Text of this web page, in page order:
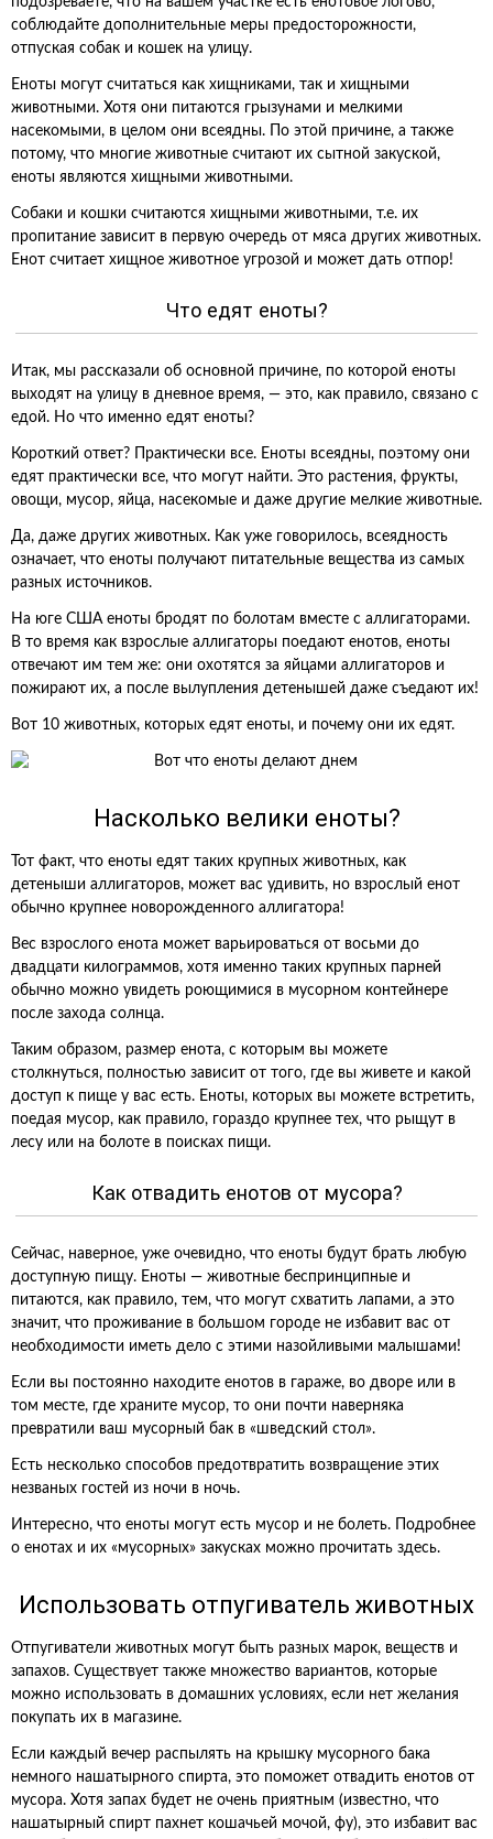
соблюдайте дополнительные меры предосторожности,
отпуская собак и кошек на улицу.
Еноты могут считаться как хищниками, так и хищными
животными. Хотя они питаются грызунами и мелкими
насекомыми, в целом они всеядны. По этой причине, а также
потому, что многие животные считают их сытной закуской,
еноты являются хищными животными.
Собаки и кошки считаются хищными животными, т.е. их
пропитание зависит в первую очередь от мяса других животных.
Енот считает хищное животное угрозой и может дать отпор!
Что едят еноты?
Итак, мы рассказали об основной причине, по которой еноты
выходят на улицу в дневное время, — это, как правило, связано с
едой. Но что именно едят еноты?
Короткий ответ? Практически все. Еноты всеядны, поэтому они
едят практически все, что могут найти. Это растения, фрукты,
овощи, мусор, яйца, насекомые и даже другие мелкие животные.
Да, даже других животных. Как уже говорилось, всеядность
означает, что еноты получают питательные вещества из самых
разных источников.
На юге США еноты бродят по болотам вместе с аллигаторами.
В то время как взрослые аллигаторы поедают енотов, еноты
отвечают им тем же: они охотятся за яйцами аллигаторов и
пожирают их, а после вылупления детенышей даже съедают их!
Вот 10 животных, которых едят еноты, и почему они их едят.
Насколько велики еноты?
Тот факт, что еноты едят таких крупных животных, как
детеныши аллигаторов, может вас удивить, но взрослый енот
обычно крупнее новорожденного аллигатора!
Вес взрослого енота может варьироваться от восьми до
двадцати килограммов, хотя именно таких крупных парней
обычно можно увидеть роющимися в мусорном контейнере
после захода солнца.
Таким образом, размер енота, с которым вы можете
столкнуться, полностью зависит от того, где вы живете и какой
доступ к пище у вас есть. Еноты, которых вы можете встретить,
поедая мусор, как правило, гораздо крупнее тех, что рыщут в
лесу или на болоте в поисках пищи.
Как отвадить енотов от мусора?
Сейчас, наверное, уже очевидно, что еноты будут брать любую
доступную пищу. Еноты — животные беспринципные и
питаются, как правило, тем, что могут схватить лапами, а это
значит, что проживание в большом городе не избавит вас от
необходимости иметь дело с этими назойливыми малышами!
Если вы постоянно находите енотов в гараже, во дворе или в
том месте, где храните мусор, то они почти наверняка
превратили ваш мусорный бак в «шведский стол».
Есть несколько способов предотвратить возвращение этих
незваных гостей из ночи в ночь.
Интересно, что еноты могут есть мусор и не болеть. Подробнее
о енотах и их «мусорных» закусках можно прочитать здесь.
Использовать отпугиватель животных
Отпугиватели животных могут быть разных марок, веществ и
запахов. Существует также множество вариантов, которые
можно использовать в домашних условиях, если нет желания
покупать их в магазине.
Если каждый вечер распылять на крышку мусорного бака
немного нашатырного спирта, это поможет отвадить енотов от
мусора. Хотя запах будет не очень приятным (известно, что
нашатырный спирт пахнет кошачьей мочой, фу), это избавит вас